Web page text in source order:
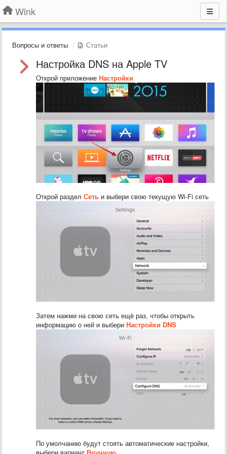
Wink
Вопросы и ответы Статьи
Настройка DNS на Apple TV
Открой приложение Настройки
Открой раздел Сеть и выбери свою текущую Wi-Fi сеть
Затем нажми на свою сеть ещё раз, чтобы открыть
информацию о ней и выбери Настройки DNS
По умолчанию будут стоять автоматические настройки,